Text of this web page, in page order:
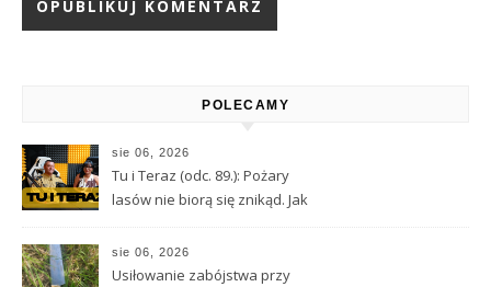
POLECAMY
sie 06, 2026
Tu i Teraz (odc. 89.): Pożary
lasów nie biorą się znikąd. Jak
sie 06, 2026
Usiłowanie zabójstwa przy